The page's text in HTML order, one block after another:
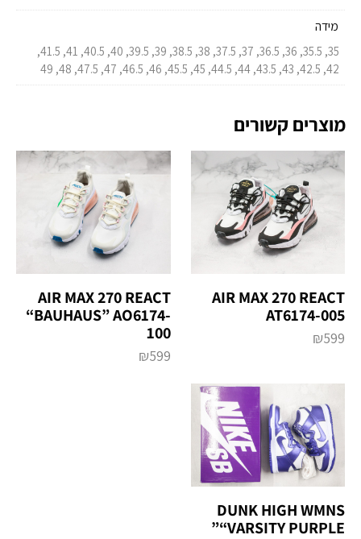
מידה
35, 35.5, 36, 36.5, 37, 37.5, 38, 38.5, 39, 39.5, 40, 40.5, 41, 41.5,
42, 42.5, 43, 43.5, 44, 44.5, 45, 45.5, 46, 46.5, 47, 47.5, 48, 49
מוצרים קשורים
AIR MAX 270 REACT
AT6174-005
₪599
AIR MAX 270 REACT
“BAUHAUS” AO6174-
100
₪599
DUNK HIGH WMNS
“VARSITY PURPLE”